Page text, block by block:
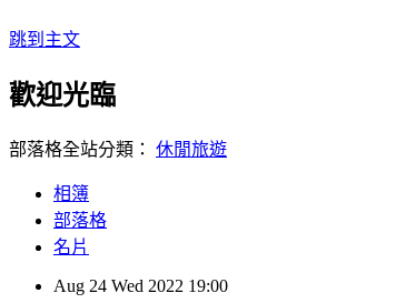
跳到主文
歡迎光臨
部落格全站分類： 休閒旅遊
相簿
部落格
名片
Aug 24 Wed 2022 19:00